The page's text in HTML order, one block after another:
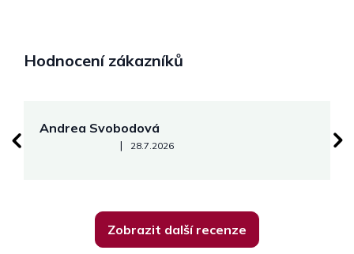
Hodnocení zákazníků
Andrea Svobodová
Hodnocení obchodu je 5 z 5 hvězdiček.
| 28.7.2026
Zobrazit další recenze